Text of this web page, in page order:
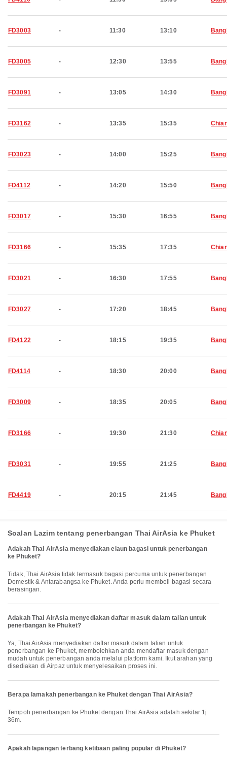
FD3003 - 11:30 13:10
FD3005 - 12:30 13:55
FD3091 - 13:05 14:30
FD3162 - 13:35 15:35
FD3023 - 14:00 15:25
FD4112 - 14:20 15:50
FD3017 - 15:30 16:55
FD3166 - 15:35 17:35
FD3021 - 16:30 17:55
FD3027 - 17:20 18:45
FD4122 - 18:15 19:35
FD4114 - 18:30 20:00
FD3009 - 18:35 20:05
FD3166 - 19:30 21:30
FD3031 - 19:55 21:25
FD4419 - 20:15 21:45
Soalan Lazim tentang penerbangan Thai AirAsia ke Phuket
Adakah Thai AirAsia menyediakan elaun bagasi untuk penerbangan
ke Phuket?
Tidak, Thai AirAsia tidak termasuk bagasi percuma untuk penerbangan
Domestik & Antarabangsa ke Phuket. Anda perlu membeli bagasi secara
berasingan.
Adakah Thai AirAsia menyediakan daftar masuk dalam talian untuk
penerbangan ke Phuket?
Ya, Thai AirAsia menyediakan daftar masuk dalam talian untuk
penerbangan ke Phuket, membolehkan anda mendaftar masuk dengan
mudah untuk penerbangan anda melalui platform kami. Ikut arahan yang
disediakan di Airpaz untuk menyelesaikan proses ini.
Berapa lamakah penerbangan ke Phuket dengan Thai AirAsia?
Tempoh penerbangan ke Phuket dengan Thai AirAsia adalah sekitar 1j
36m.
Apakah lapangan terbang ketibaan paling popular di Phuket?